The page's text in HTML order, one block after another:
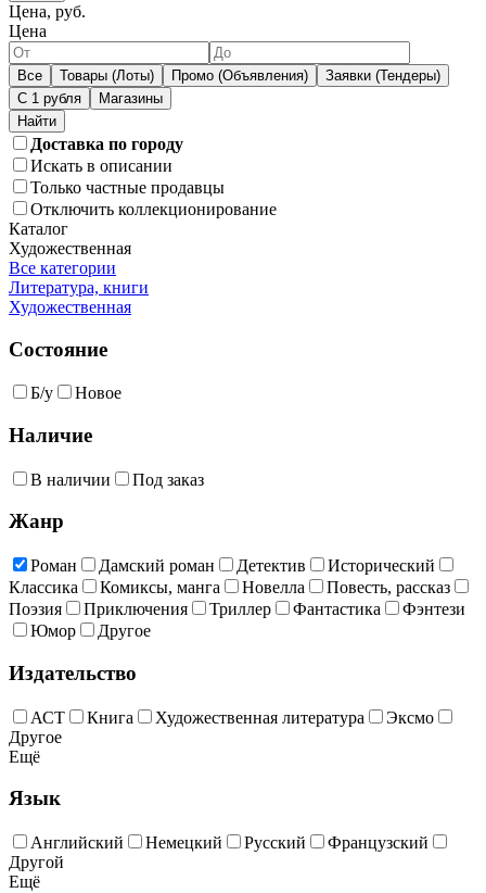
Цена, руб.
Цена
Все Товары (Лоты) Промо (Объявления)
Заявки (Тендеры)
С 1 рубля
Магазины
Доставка по городу
Искать в описании
Только частные продавцы
Отключить коллекционирование
Каталог
Художественная
Все категории
Литература, книги
Художественная
Состояние
Б/у Новое
Наличие
В наличии Под заказ
Жанр
Роман Дамский роман Детектив
Исторический
Классика
Комиксы, манга Новелла
Повесть, рассказ
Поэзия
Приключения Триллер Фантастика
Фэнтези
Юмор
Другое
Издательство
АСТ Книга Художественная литература
Эксмо
Другое
Ещё
Язык
Английский Немецкий Русский
Французский
Другой
Ещё